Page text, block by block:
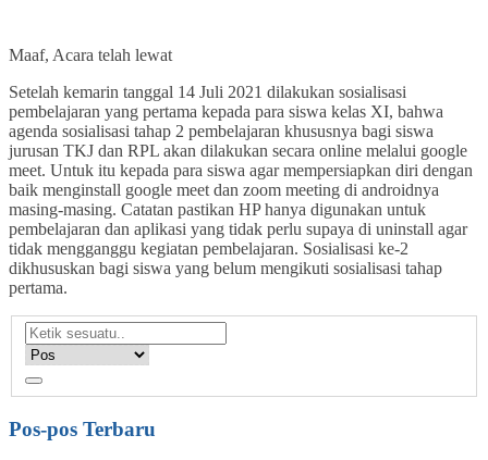
Maaf, Acara telah lewat
Setelah kemarin tanggal 14 Juli 2021 dilakukan sosialisasi
pembelajaran yang pertama kepada para siswa kelas XI, bahwa
agenda sosialisasi tahap 2 pembelajaran khususnya bagi siswa
jurusan TKJ dan RPL akan dilakukan secara online melalui google
meet. Untuk itu kepada para siswa agar mempersiapkan diri dengan
baik menginstall google meet dan zoom meeting di androidnya
masing-masing. Catatan pastikan HP hanya digunakan untuk
pembelajaran dan aplikasi yang tidak perlu supaya di uninstall agar
tidak mengganggu kegiatan pembelajaran. Sosialisasi ke-2
dikhususkan bagi siswa yang belum mengikuti sosialisasi tahap
pertama.
Pos-pos Terbaru